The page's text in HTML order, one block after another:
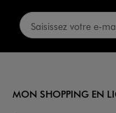
MON SHOPPING EN